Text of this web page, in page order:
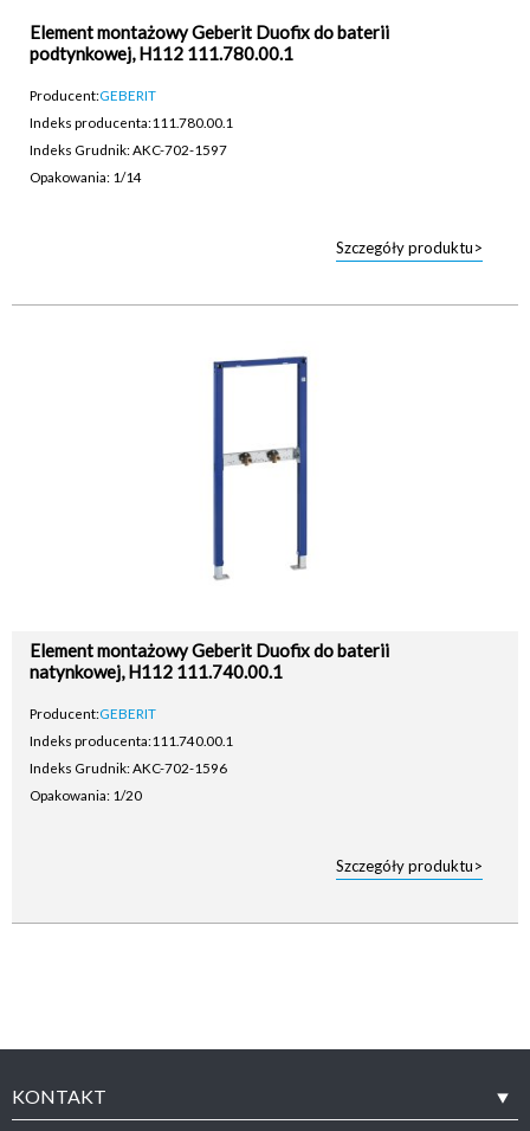
Element montażowy Geberit Duofix do baterii
podtynkowej, H112 111.780.00.1
Producent:GEBERIT
Indeks producenta:111.780.00.1
Indeks Grudnik: AKC-702-1597
Opakowania: 1/14
Szczegóły produktu>
Element montażowy Geberit Duofix do baterii
natynkowej, H112 111.740.00.1
Producent:GEBERIT
Indeks producenta:111.740.00.1
Indeks Grudnik: AKC-702-1596
Opakowania: 1/20
Szczegóły produktu>
KONTAKT